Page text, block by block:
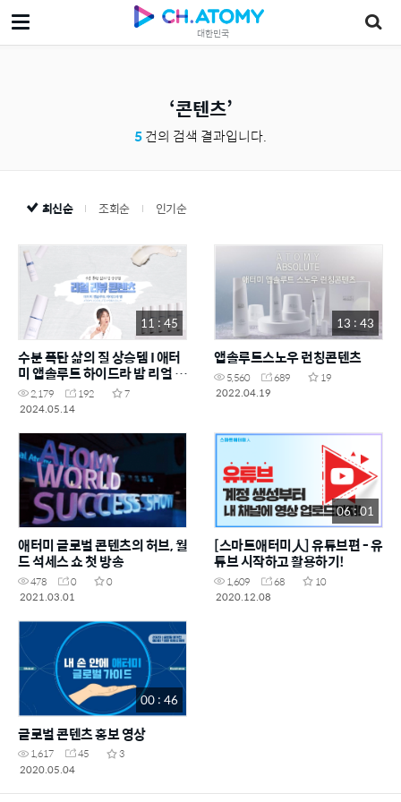
대한민국
콘텐츠
5건의 검색 결과입니다.
최신순 조회순 인기순
11 : 45
수분 폭탄 삶의 질 상승템 I 애터
미 앱솔루트 하이드라 밤 리얼 리
뷰 콘텐츠
2,179 192
7
2024.05.14
13 : 43
앱솔루트스노우 런칭콘텐츠
5,560 689
19
2022.04.19
애터미 글로벌 콘텐츠의 허브, 월
드 석세스 쇼 첫 방송
478 0
0
2021.03.01
06 : 01
[스마트애터미人] 유튜브편 - 유
튜브 시작하고 활용하기!
1,609 68
10
2020.12.08
00 : 46
글로벌 콘텐츠 홍보 영상
1,617 45
3
2020.05.04